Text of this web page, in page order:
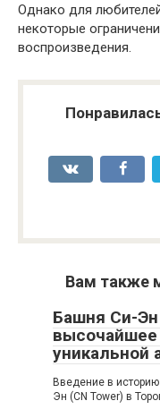
Однако для
некоторые
воспроизведения.
Вам также
Башня Си-
уникальной
Введение в
Эн (CN Tower) в